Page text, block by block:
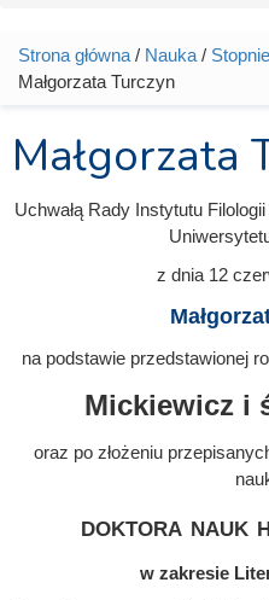
Jesteś tutaj
Strona główna / Nauka /
Małgorzata Turczyn
Małgorzata
Uchwałą Rady Instytutu
z dnia 12
na podstawie przedstawionej
Mickiewicz i
oraz po złożeniu
doktora nauk
w zakresie